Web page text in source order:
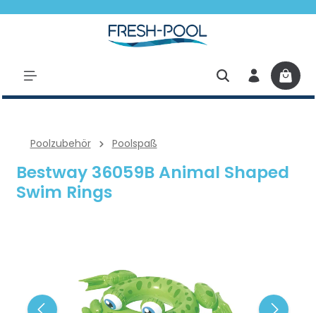
Poolzubehör Poolspaß
Bestway 36059B Animal Shaped
Swim Rings